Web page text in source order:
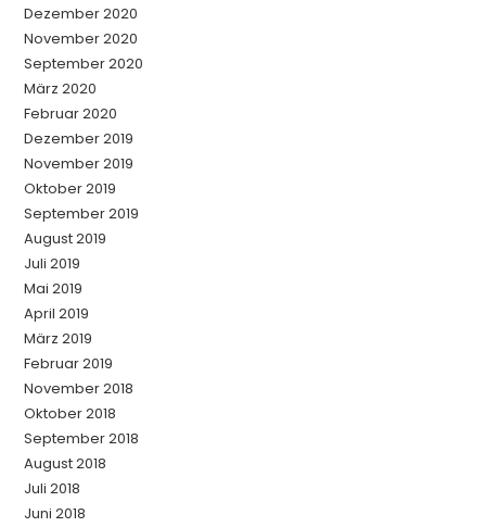
Dezember 2020
November 2020
September 2020
März 2020
Februar 2020
Dezember 2019
November 2019
Oktober 2019
September 2019
August 2019
Juli 2019
Mai 2019
April 2019
März 2019
Februar 2019
November 2018
Oktober 2018
September 2018
August 2018
Juli 2018
Juni 2018